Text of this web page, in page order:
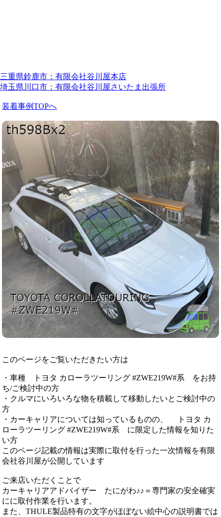
三重県鈴鹿市：有限会社谷川屋本店
埼玉県川口市：有限会社谷川屋さいたま出張所
装着事例TOPへ
このページをご覧いただきたい方は
・車種 トヨタ カローラツーリング #ZWE219W#系 をお持
ち/ご検討中の方
・クルマにいろいろな物を積載して移動したいとご検討中の
方
・カーキャリアについては知っているものの、 トヨタ カ
ローラツーリング #ZWE219W#系 に限定した情報を知りた
い方
このページ記載の情報は実際に取付を行った一次情報を有限
会社谷川屋が公開しています
ご来店いただくことで
カーキャリアアドバイザー たにがわ♪♪＝専門家の安全確実
にに取付作業を行います。
また、THULE製品特有の文字がほぼない絵中心の説明書では